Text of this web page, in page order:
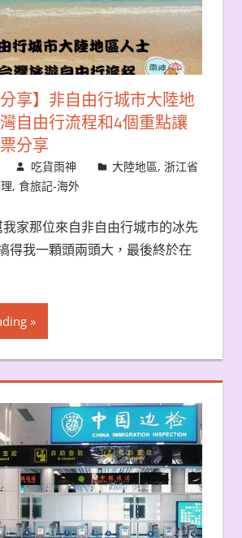
分享】非自由行城市大陸地
自由行流程和4個重點讓
分享
吃貨雨神 大陸地區,浙江省
, 食旅記-海外
家那位來自非自由行城市的冰先
得我一顆頭兩頭大，最後終於在